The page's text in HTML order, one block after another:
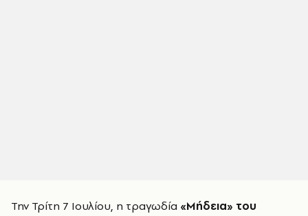
Την Τρίτη 7 Ιουλίου, η τραγωδία «Μήδεια» του